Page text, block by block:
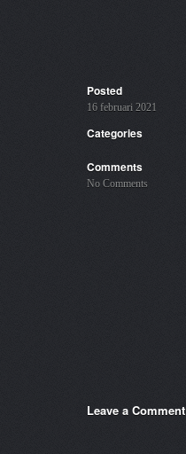
Posted
16 februari 2021
Categories
Comments
No Comments
Leave a Comment